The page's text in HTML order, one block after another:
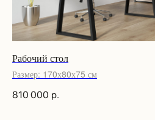
Рабочий стол
Размер: 170х80х75 см
810 000 р.